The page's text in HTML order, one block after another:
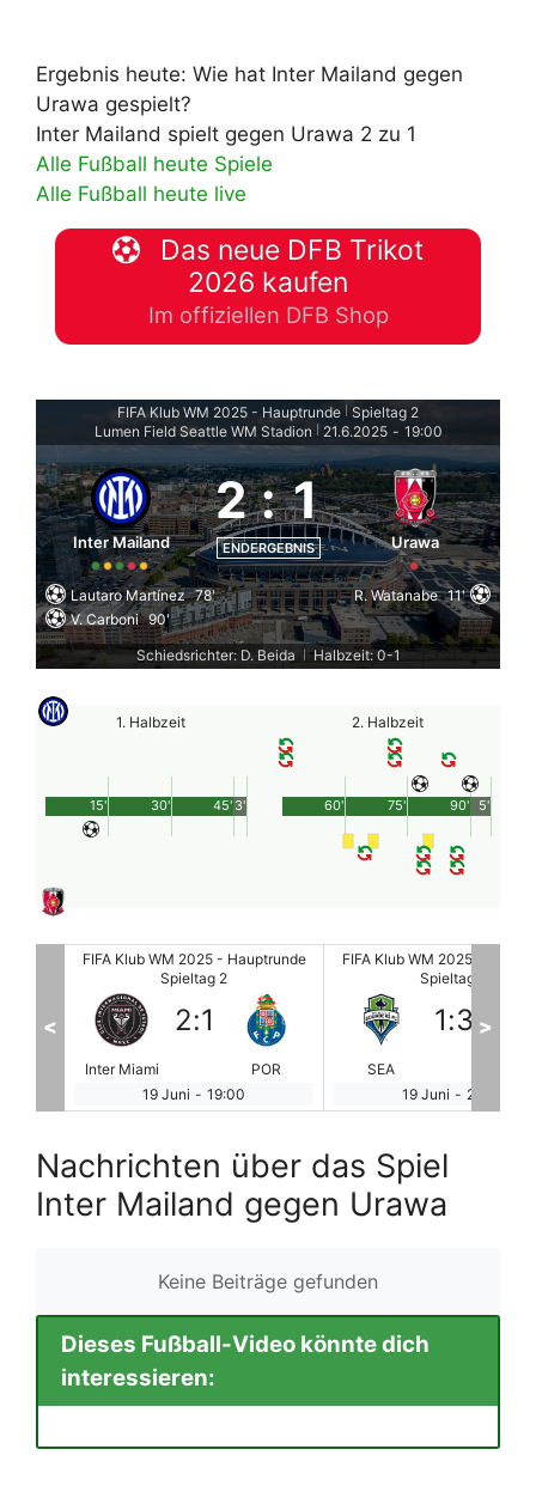
Ergebnis heute: Wie hat Inter Mailand gegen
Urawa gespielt?
Inter Mailand spielt gegen Urawa 2 zu 1
Alle Fußball heute Spiele
Alle Fußball heute live
Das neue DFB Trikot
2026 kaufen
Im offiziellen DFB Shop
FIFA Klub WM 2025 - Hauptrunde Spieltag 2
Lumen Field Seattle WM Stadion
21.6.2025 - 19:00
Inter Mailand
2 : 1
ENDERGEBNIS Urawa
Lautaro Martínez 78'
V. Carboni 90'
R. Watanabe 11'
Schiedsrichter: D. Beida Halbzeit: 0-1
1. Halbzeit
45'
15' 30' 3'
2. Halbzeit
90'
60' 75' 5'
FIFA Klub WM 2025 - Hauptrunde
Spieltag 2
SEA
1:3
ATL
19 Juni - 22:00
FIFA Klub WM 2025 -
Spieltag 2
PSG
0:1
20 Juni -
< >
Nachrichten über das Spiel
Inter Mailand gegen Urawa
Keine Beiträge gefunden
Dieses Fußball-Video könnte dich
interessieren: